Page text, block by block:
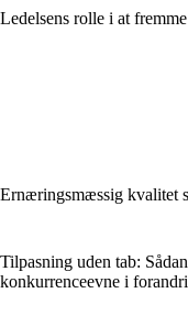
Ledelsens rolle i at
Ernæringsmæssig kvalitet
Tilpasning uden tab:
konkurrenceevne i